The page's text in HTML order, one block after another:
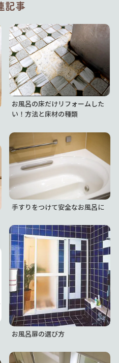
記事
お風呂の床だけリフォームした
い！方法と床材の種類
手すりをつけて安全なお風呂に
お風呂扉の選び方